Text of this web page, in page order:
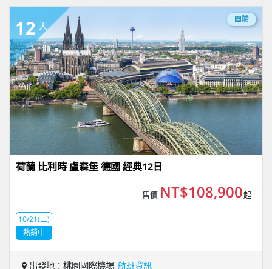
12 天
團體
荷蘭 比利時 盧森堡 德國 經典12日
售價 NT$108,900起
10/21(三)
熱銷中
出發地：桃園國際機場 航班資訊